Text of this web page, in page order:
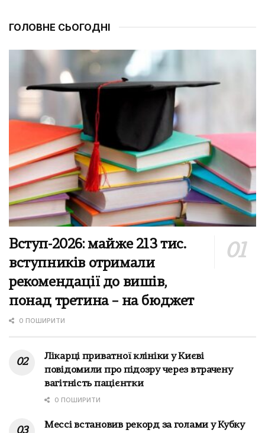
ГОЛОВНЕ СЬОГОДНІ
Вступ-2026: майже 213 тис.
вступників отримали
рекомендації до вишів,
понад третина – на бюджет
0 ПОШИРИТИ
Лікарці приватної клініки у Києві
повідомили про підозру через втрачену
вагітність пацієнтки
0 ПОШИРИТИ
Мессі встановив рекорд за голами у Кубку